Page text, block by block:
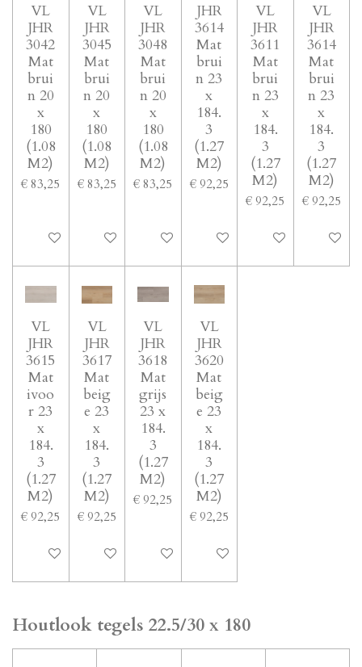
VL
JHR
3042
Mat
brui
n 20
x
180
(1.08
M2)
€ 83,25
In winkelwagen
VL
JHR
3045
Mat
brui
n 20
x
180
(1.08
M2)
€ 83,25
In winkelwagen
VL
JHR
3048
Mat
brui
n 20
x
180
(1.08
M2)
€ 83,25
In winkelwagen
JHR
3614
Mat
brui
n 23
x
184.
3
(1.27
M2)
€ 92,25
In winkelwagen
VL
JHR
3611
Mat
brui
n 23
x
184.
3
(1.27
M2)
€ 92,25
In winkelwagen
VL
JHR
3614
Mat
brui
n 23
x
184.
3
(1.27
M2)
€ 92,25
In
VL
JHR
3615
Mat
ivoo
r 23
x
184.
3
(1.27
M2)
€ 92,25
In winkelwagen
VL
JHR
3617
Mat
beig
e 23
x
184.
3
(1.27
M2)
€ 92,25
In winkelwagen
VL
JHR
3618
Mat
grijs
23 x
184.
3
(1.27
M2)
€ 92,25
In winkelwagen
VL
JHR
3620
Mat
beig
e 23
x
184.
3
(1.27
M2)
€ 92,25
In winkelwagen
Houtlook tegels 22.5/30 x 180